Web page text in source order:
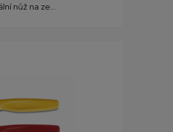
nůž na ze...